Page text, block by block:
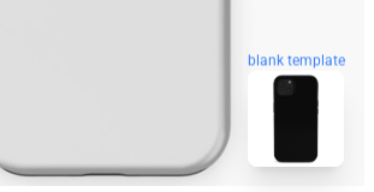
blank template